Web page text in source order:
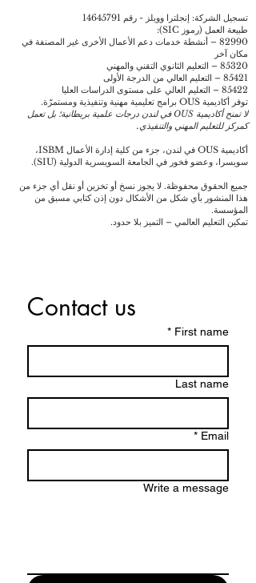
تسجيل الشركة: إنجلترا وويلز - رقم 14645791
طبيعة العمل (رموز SIC):
82990 – أنشطة خدمات دعم الأعمال الأخرى غير المصنفة في
مكان آخر
85320 – التعليم الثانوي التقني والمهني
85421 – التعليم العالي من الدرجة الأولى
85422 – التعليم العالي على مستوى الدراسات العليا
توفر أكاديمية OUS برامج تعليمية مهنية وتنفيذية ومستمرّة.
لا تمنح أكاديمية OUS في لندن درجات علمية بريطانية؛ بل تعمل
كمركز للتعليم المهني والتنفيذي.
أكاديمية OUS في لندن، جزء من كلية إدارة الأعمال ISBM،
سويسرا، وعضو فخور في الجامعة السويسرية الدولية (SIU).
جميع الحقوق محفوظة. لا يجوز نسخ أو تخزين أو نقل أي جزء من
هذا المنشور بأي شكل من الأشكال دون إذن كتابي مسبق من
المؤسسة.
تمكين التعليم العالمي – التميز بلا حدود.
Contact us
First name
*
Last name
Email
*
Write a message